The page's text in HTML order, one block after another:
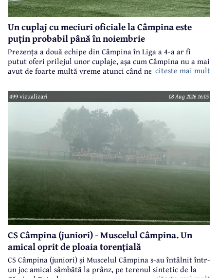
Un cuplaj cu meciuri oficiale la Câmpina este
puțin probabil până în noiembrie
Prezența a două echipe din Câmpina în Liga a 4-a ar fi
putut oferi prilejul unor cuplaje, așa cum Câmpina nu a mai
avut de foarte multă vreme atunci când ne referim la
citeste mai mult
499 vizualizari 08 Aug 2026 16:05
CS Câmpina (juniori) - Muscelul Câmpina. Un
amical oprit de ploaia torențială
CS Câmpina (juniori) și Muscelul Câmpina s-au întâlnit într-
un joc amical sâmbătă la prânz, pe terenul sintetic de la